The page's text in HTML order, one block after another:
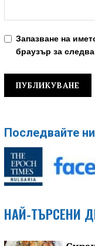
Запазване на
браузър за
Последвайте
НАЙ-ТЪРСЕНИ